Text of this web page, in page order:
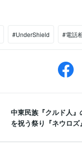
#UnderShield #電話
中東民族『クルド人』
を祝う祭り『ネウロズ